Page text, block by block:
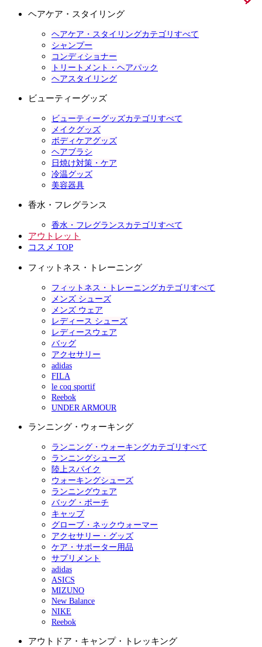
ヘアケア・スタイリング
ヘアケア・スタイリングカテゴリすべて
シャンプー
コンディショナー
トリートメント・ヘアパック
ヘアスタイリング
ビューティーグッズ
ビューティーグッズカテゴリすべて
メイクグッズ
ボディケアグッズ
ヘアブラシ
日焼け対策・ケア
冷温グッズ
美容器具
香水・フレグランス
香水・フレグランスカテゴリすべて
アウトレット
コスメ TOP
フィットネス・トレーニング
フィットネス・トレーニングカテゴリすべて
メンズ シューズ
メンズ ウェア
レディース シューズ
レディースウェア
バッグ
アクセサリー
adidas
FILA
le coq sportif
Reebok
UNDER ARMOUR
ランニング・ウォーキング
ランニング・ウォーキングカテゴリすべて
ランニングシューズ
陸上スパイク
ウォーキングシューズ
ランニングウェア
バッグ・ポーチ
キャップ
グローブ・ネックウォーマー
アクセサリー・グッズ
ケア・サポーター用品
サプリメント
adidas
ASICS
MIZUNO
New Balance
NIKE
Reebok
アウトドア・キャンプ・トレッキング